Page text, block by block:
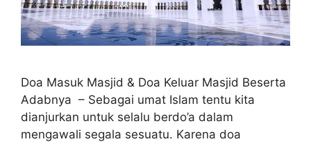
Doa Masuk Masjid & Doa Keluar Masjid Beserta
Adabnya – Sebagai umat Islam tentu kita
dianjurkan untuk selalu berdo’a dalam
mengawali segala sesuatu. Karena doa